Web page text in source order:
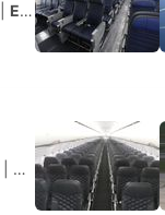
Económica
Económica